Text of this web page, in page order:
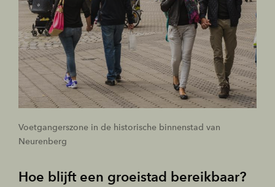
Voetgangerszone in de historische binnenstad van
Neurenberg
Hoe blijft een groeistad bereikbaar?